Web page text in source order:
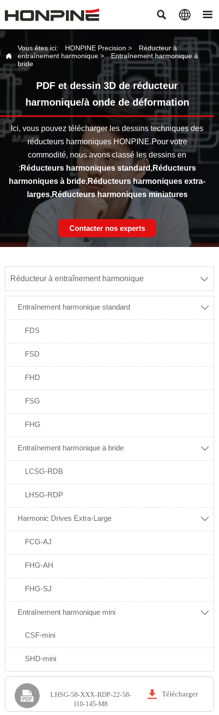
  

Vous êtes ici: HONPINE Precision >
Réducteur à
entraînement harmonique >
Entraînement harmonique à
bride
PDF et dessin 3D de réducteur
harmonique/à onde de déformation
Ici, vous pouvez télécharger les dessins techniques des
réducteurs harmoniques HONPINE.Pour votre
commodité, nous avons classé les dessins en
: Réducteurs harmoniques standard,Réducteurs
harmoniques à bride,Réducteurs harmoniques extra-
larges,Réducteurs harmoniques miniatures
Contacter nos experts
Réducteur à entraînement harmonique 
Entraînement harmonique standard 
FDS
FSD
FHD
FSG
FHG
Entraînement harmonique à bride 
LCSG-RDB
LHSG-RDP
Harmonic Drives Extra-Large 
FCG-AJ
FHG-AH
FHG-SJ
Entraînement harmonique mini 
CSF-mini
SHD-mini
LHSG-58-XXX-RDP-22-58-
110-145-M8
 Télécharger